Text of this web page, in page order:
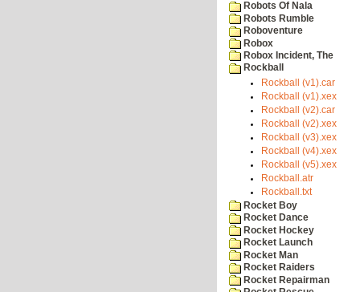
Robots Of Nala
Robots Rumble
Roboventure
Robox
Robox Incident, The
Rockball
Rockball (v1).car
Rockball (v1).xex
Rockball (v2).car
Rockball (v2).xex
Rockball (v3).xex
Rockball (v4).xex
Rockball (v5).xex
Rockball.atr
Rockball.txt
Rocket Boy
Rocket Dance
Rocket Hockey
Rocket Launch
Rocket Man
Rocket Raiders
Rocket Repairman